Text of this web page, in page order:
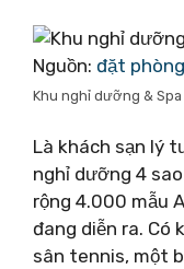
Nguồn: đặt
Khu nghỉ dưỡng &
Là khách sạn lý
nghỉ dưỡng 4
rộng 4.000 mẫu
đang diễn ra. Có
sân tennis, một